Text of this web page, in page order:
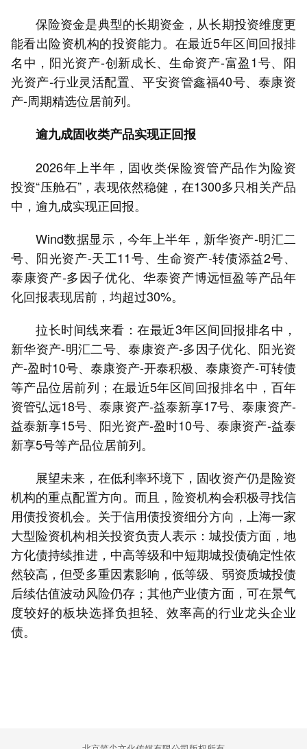
保险资金是典型的长期资金，从长期投资维度更
能看出险资机构的投资能力。在最近5年区间回报排
名中，阳光资产-创新成长、生命资产-富盈1号、阳
光资产-行业灵活配置、平安资管鑫福40号、泰康资
产-周期精选位居前列。
逾九成固收类产品实现正回报
2026年上半年，固收类保险资管产品作为险资
投资“压舱石”，表现依然稳健，在1300多只相关产品
中，逾九成实现正回报。
Wind数据显示，今年上半年，新华资产-明汇二
号、阳光资产-天工11号、生命资产-转债添益2号、
泰康资产-多因子优化、华泰资产博远恒盈等产品年
化回报表现居前，均超过30%。
拉长时间线来看：在最近3年区间回报排名中，
新华资产-明汇二号、泰康资产-多因子优化、阳光资
产-盈时10号、泰康资产-开泰积极、泰康资产-可转债
等产品位居前列；在最近5年区间回报排名中，百年
资管弘远18号、泰康资产-益泰新享17号、泰康资产-
益泰新享15号、阳光资产-盈时10号、泰康资产-益泰
新享5号等产品位居前列。
展望未来，在低利率环境下，固收资产仍是险资
机构的重点配置方向。而且，险资机构会积极寻找信
用债投资机会。关于信用债投资细分方向，上海一家
大型险资机构相关投资负责人表示：城投债方面，地
方化债持续推进，中高等级和中短期城投债确定性依
然较高，但受多重因素影响，低等级、弱资质城投债
后续估值波动风险仍存；其他产业债方面，可在景气
度较好的板块选择负担轻、效率高的行业龙头企业
债。